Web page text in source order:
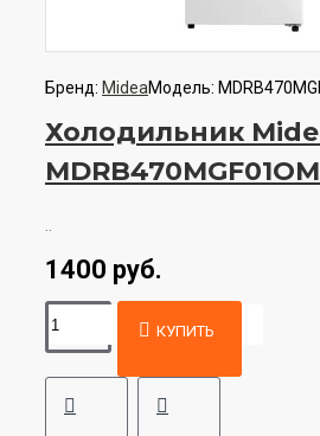
Бренд: MideaМодель:
Холодильник
MDRB470MGF01OM
1400 руб.
КУПИТЬ